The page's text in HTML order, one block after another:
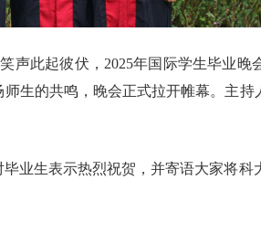
声此起彼伏，2025年国际学生毕业晚
生的共鸣，晚会正式拉开帷幕。主持
业生表示热烈祝贺，并寄语大家将科